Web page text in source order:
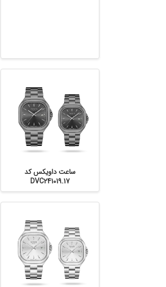
ساعت داویکس کد
DVC241019.17